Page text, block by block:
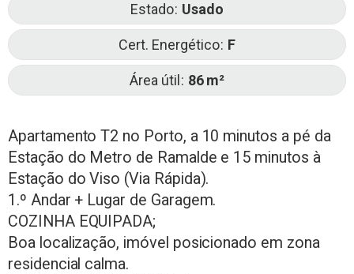
Estado Usado
Cert. Energético F
Área útil 86
Apartamento T2 no Porto, a 10 minutos a pé da
Estação do Metro de Ramalde e 15 minutos à
Estação do Viso (Via Rápida).
1.º Andar + Lugar de Garagem.
COZINHA EQUIPADA;
Boa localização, imóvel posicionado em zona
residencial calma.